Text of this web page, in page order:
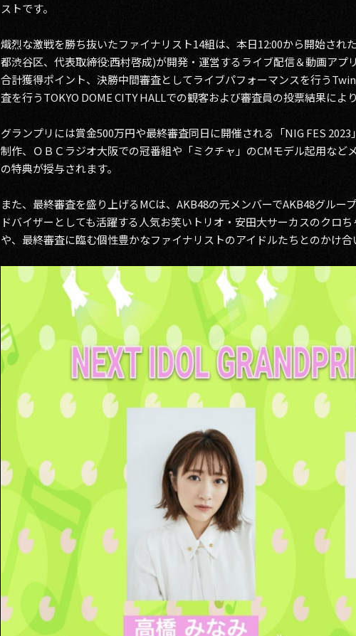
ストです。
熾烈な激戦を勝ち抜いたファイナリスト14組は、本日12:00から開始さ
都渋谷区、代表取締役:西村啓成)が開発・運営するライブ配信＆動画ア
合計獲得ポイント、決勝中間審査としてライブパフォーマンスを行う
査を行うTOKYO DOME CITY HALLでの観客および審査員の投票結果によ
グランプリには賞金500万円や最終審査同日に開催される「NIG FES
制作、ＯＢＣラジオ大阪での冠番組や「ミクチャ」のCMモデル起用な
の特典が授与されます。
また、最終審査を盛り上げるMCは、AKB48の元メンバーでAKB48グル
ドバイザーとしても活躍する人気お笑いトリオ・安田大サーカスのクロ
や、最終審査に臨む個性豊かなファイナリストのアイドルたちとのかけ合